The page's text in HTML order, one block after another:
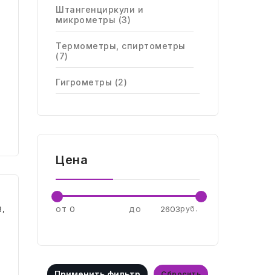
Штангенциркули и
микрометры (3)
Термометры, спиртометры
(7)
Гигрометры (2)
Сортировать
по популярности
Цена
от до руб.